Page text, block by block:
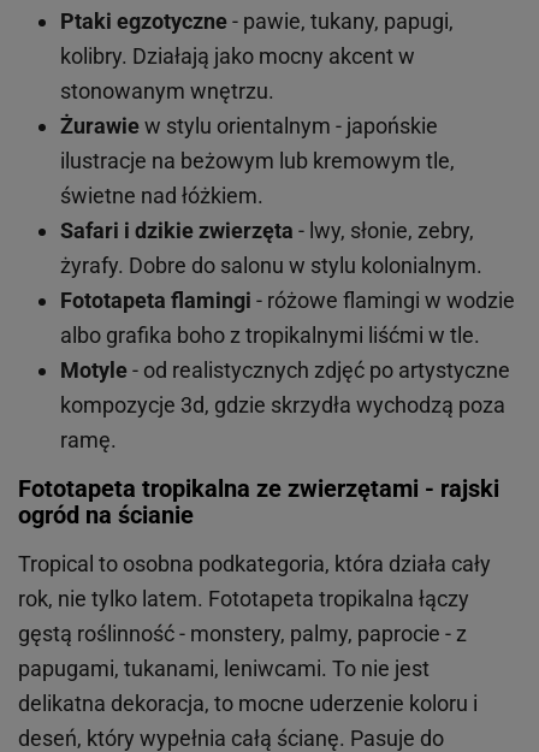
Ptaki egzotyczne- pawie, tukany, papugi,
kolibry. Działają jako mocny akcent w
stonowanym wnętrzu.
Żurawiew stylu orientalnym - japońskie
ilustracje na beżowym lub kremowym tle,
świetne nad łóżkiem.
Safari i dzikie zwierzęta - lwy, słonie, zebry,
żyrafy. Dobre do salonu w stylu kolonialnym.
Fototapeta flamingi - różowe flamingi w wodzie
albo grafika boho z tropikalnymi liśćmi w tle.
Motyle- od realistycznych zdjęć po artystyczne
kompozycje 3d, gdzie skrzydła wychodzą poza
ramę.
Fototapeta tropikalna ze zwierzętami - rajski
ogród na ścianie
Tropical to osobna podkategoria, która działa cały
rok, nie tylko latem. Fototapeta tropikalna łączy
gęstą roślinność - monstery, palmy, paprocie - z
papugami, tukanami, leniwcami. To nie jest
delikatna dekoracja, to mocne uderzenie koloru i
deseń, który wypełnia całą ścianę. Pasuje do